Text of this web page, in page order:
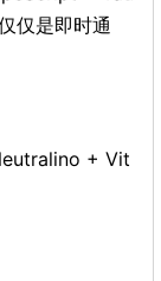
仅是即时通
+ Vit